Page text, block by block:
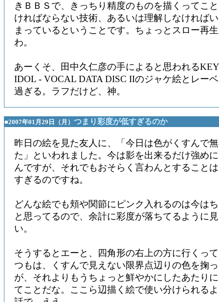
きＢＢＳで、きっちり精度のものを描くってこ
ければならない技術、あるいは理解しなければ
まっているということです。ちょっとスロー再
わ。
あーくそ、田中久仁彦の手によると思われる
IDOL - VOCAL DATA DISC IIのジャケ絵とレー
過ぎる。ラフだけど、神。
■2007年01月29日（月） つまり彩度が低すぎるのか
昨日の絵を見た友人に、「今日は色がくすんで
た」といわれました。今は影を出来るだけ強め
んですが、それでもおそらく言わんとすること
すぎるのですね。
どんな絵でも頬や関節にピンク入れるのは今は
と思ってるので、余計に彩度が落ちてるように
い。
そうするとエーと、四角形の右上の方に行くっ
つもは、くすんで見えない限界点辺りの色を掬
が、それよりもうちょっと鮮やかにしたあたり
てことだな。ここら辺描く絵で使い分けられる